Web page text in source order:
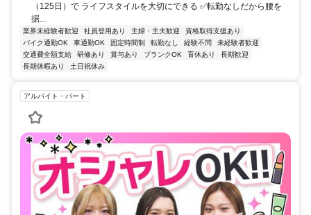
（125日）で ライフスタイルを大切にできる ✅転勤なしだから腰を
据...
業界未経験者歓迎 社員登用あり 主婦・主夫歓迎
資格取得支援あり
バイク通勤OK
車通勤OK 固定時間制 転勤なし 経験不問
未経験者歓迎
交通費全額支給
研修あり 賞与あり ブランクOK 育休あり
長期歓迎
長期休暇あり
土日祝休み
アルバイト・パート